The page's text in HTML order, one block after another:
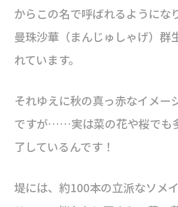
からこの名で呼ばれるようにな
曼珠沙華（まんじゅしゃげ）群
れています。
それゆえに秋の真っ赤なイメー
ですが……実は菜の花や桜でも
了しているんです！
堤には、約100本の立派なソメ